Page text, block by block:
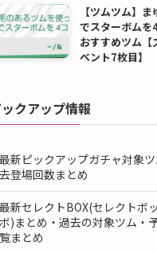
【ツムツム】
でスターボムを
おすすめツム【
ベント7枚目】
クアップ情報
最新ピックアップガチャ対象
去登場回数まとめ
最新セレクトBOX(セレクトボ
ボ)まとめ・過去の対象ツム・
覧まとめ